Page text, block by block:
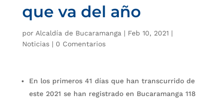
que va del año
por Alcaldía de Bucaramanga | Feb 10, 2021 |
Noticias| 0 Comentarios
En los primeros 41 días que han transcurrido de
este 2021 se han registrado en Bucaramanga 118